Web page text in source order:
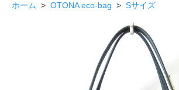
ホーム > OTONA eco-bag > Sサイズ